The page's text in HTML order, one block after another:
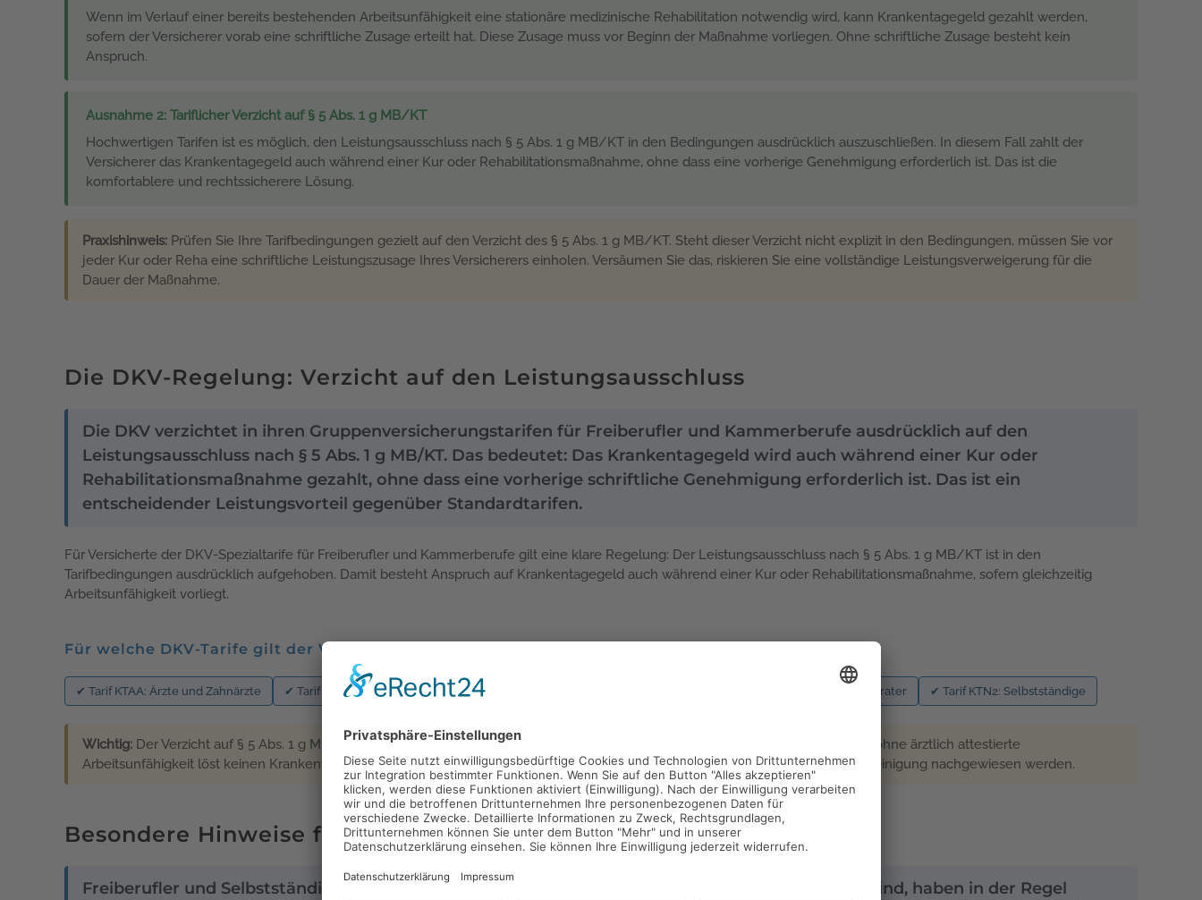
Wenn im Verlauf einer bereits bestehenden Arbeitsunfähigkeit eine stationäre medizinische Rehabilitation notwendig wird, kann Krankentagegeld gezahlt werden,
sofern der Versicherer vorab eine schriftliche Zusage erteilt hat. Diese Zusage muss vor Beginn der Maßnahme vorliegen. Ohne schriftliche Zusage besteht kein
Anspruch.
Ausnahme 2: Tariflicher Verzicht auf § 5 Abs. 1 g MB/KT
Hochwertigen Tarifen ist es möglich, den Leistungsausschluss nach § 5 Abs. 1 g MB/KT in den Bedingungen ausdrücklich auszuschließen. In diesem Fall zahlt der
Versicherer das Krankentagegeld auch während einer Kur oder Rehabilitationsmaßnahme, ohne dass eine vorherige Genehmigung erforderlich ist. Das ist die
komfortablere und rechtssicherere Lösung.
Praxishinweis: Prüfen Sie Ihre Tarifbedingungen gezielt auf den Verzicht des § 5 Abs. 1 g MB/KT. Steht dieser Verzicht nicht explizit in den Bedingungen, müssen Sie vor
jeder Kur oder Reha eine schriftliche Leistungszusage Ihres Versicherers einholen. Versäumen Sie das, riskieren Sie eine vollständige Leistungsverweigerung für die
Dauer der Maßnahme.
Die DKV-Regelung: Verzicht auf den Leistungsausschluss
Die DKV verzichtet in ihren Gruppenversicherungstarifen für Freiberufler und Kammerberufe ausdrücklich auf den
Leistungsausschluss nach § 5 Abs. 1 g MB/KT. Das bedeutet: Das Krankentagegeld wird auch während einer Kur oder
Rehabilitationsmaßnahme gezahlt, ohne dass eine vorherige schriftliche Genehmigung erforderlich ist. Das ist ein
entscheidender Leistungsvorteil gegenüber Standardtarifen.
Für Versicherte der DKV-Spezialtarife für Freiberufler und Kammerberufe gilt eine klare Regelung: Der Leistungsausschluss nach § 5 Abs. 1 g MB/KT ist in den
Tarifbedingungen ausdrücklich aufgehoben. Damit besteht Anspruch auf Krankentagegeld auch während einer Kur oder Rehabilitationsmaßnahme, sofern gleichzeitig
Arbeitsunfähigkeit vorliegt.
Für welche DKV-Tarife gilt der Verzicht?
✔ Tarif KTAA: Ärzte und Zahnärzte ✔ Tarif KGT2: Apotheker und Anwälte ✔ Tarif KGTS: Steuerberater ✔ Tarif KTN2: Selbstständige
Wichtig: Der Verzicht auf § 5 Abs. 1 g MB/KT gilt nur dann, wenn gleichzeitig Arbeitsunfähigkeit besteht. Eine reine Vorsorge-Kur ohne ärztlich attestierte
Arbeitsunfähigkeit löst keinen Krankentagegeld-Anspruch aus. Die Arbeitsunfähigkeit muss durch eine Arbeitsunfähigkeitsbescheinigung nachgewiesen werden.
Besondere Hinweise für Freiberufler und Selbstständige
Freiberufler und Selbstständige, die nicht über die gesetzliche Rentenversicherung abgesichert sind, haben in der Regel